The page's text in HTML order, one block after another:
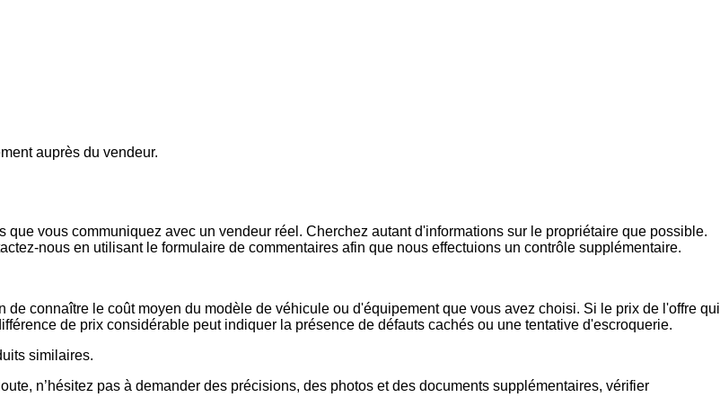
auprès du vendeur.
vous communiquez avec un vendeur réel. Cherchez autant d'informations sur le propriétaire que possible.
nous en utilisant le formulaire de commentaires afin que nous effectuions un contrôle supplémentaire.
connaître le coût moyen du modèle de véhicule ou d'équipement que vous avez choisi. Si le prix de l'offre qui
de prix considérable peut indiquer la présence de défauts cachés ou une tentative d'escroquerie.
similaires.
n’hésitez pas à demander des précisions, des photos et des documents supplémentaires, vérifier